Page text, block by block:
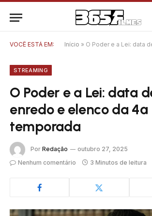
VOCÊ ESTÁ EM: Início » O Poder e a Lei: data de estreia,
STREAMING
O Poder e a Lei: data
enredo e elenco da 4ª
temporada
Por Redação
outubro 27, 2025
Nenhum comentário
3 Minutos de leitura